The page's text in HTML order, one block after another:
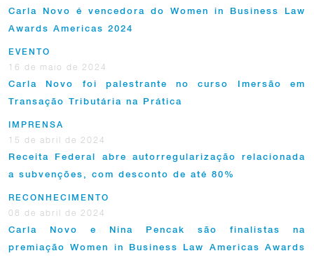
Carla Novo é vencedora do Women in Business Law
Awards Americas 2024
EVENTO
16 de maio de 2024
Carla Novo foi palestrante no curso Imersão em
Transação Tributária na Prática
IMPRENSA
15 de abril de 2024
Receita Federal abre autorregularização relacionada
a subvenções, com desconto de até 80%
RECONHECIMENTO
08 de abril de 2024
Carla Novo e Nina Pencak são finalistas na
premiação Women in Business Law Americas Awards